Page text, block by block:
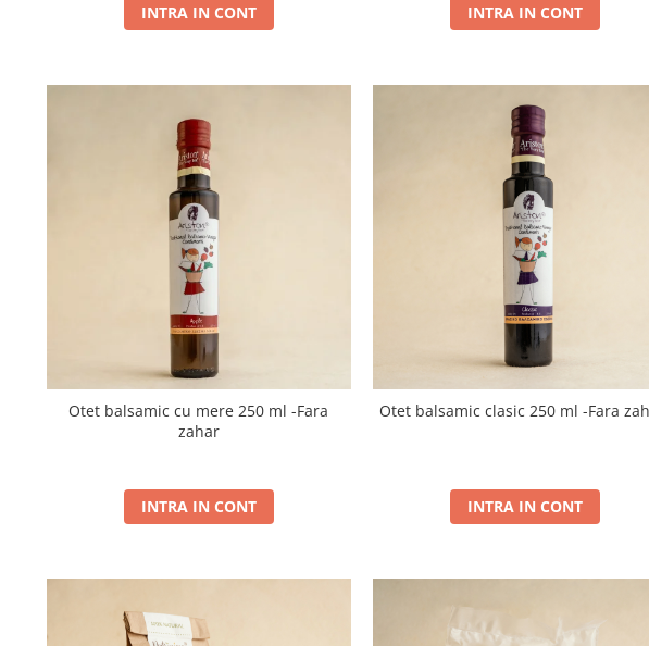
INTRA IN CONT INTRA IN CONT
Otet balsamic cu mere 250 ml -Fara
zahar
INTRA IN CONT
Otet balsamic clasic 250 ml -Fara
INTRA IN CONT